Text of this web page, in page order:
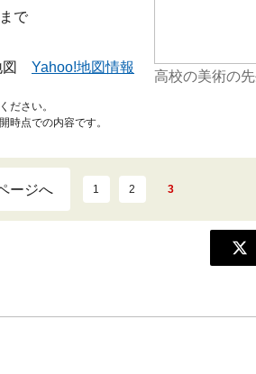
高校の美術の
まで
図 Yahoo!地図情報
ださい。
時点での内容です。
ージへ 1 2 3